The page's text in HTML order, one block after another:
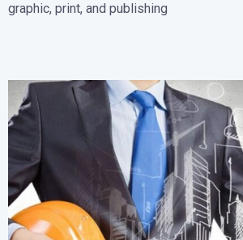
graphic, print, and publishing